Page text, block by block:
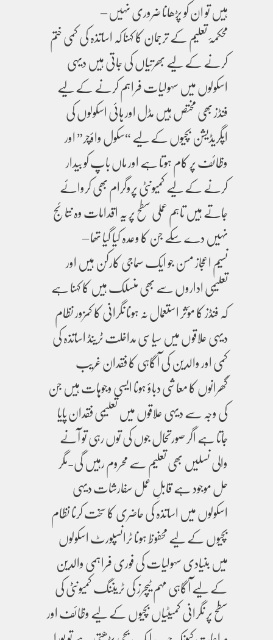
ہیں تو ان کو پڑھانا ضروری نہیں –
محکمۂ تعلیم کے ترجمان کا کہنا کہ اساتذہ کی کمی ختم
کرنے کے لیے بھرتیاں کی جاتی ہیں دیہی
اسکولوں میں سہولیات فراہم کرنے کے لیے
فنڈز بھی مختص ہیں مڈل اور ہائی اسکولوں کی
اپگریڈیشن بچیوں کے لیے “سکول واؤچر” اور
وظائف پر کام ہوتا ہے اور ماں باپ کو بیدار
کرنے کے لیے کمیونٹی پروگرام بھی کروائے
جاتے ہیں تاہم عملی سطح پر یہ اقدامات وہ نتائج
نہیں دے سکے جن کا وعدہ کیا گیا تھا –
نسیم اعجاز مسن جو ایک سماجی کارکن ہیں اور
تعلیمی اداروں سے بھی منسلک ہیں کا کہنا ہے
کہ فنڈز کا مؤثر استعمال نہ ہونا نگرانی کا کمزور نظام
دیہی علاقوں میں سیاسی مداخلت ٹرینڈ اساتذہ کی
کمی اور والدین کی آگاہی کا فقدان غریب
گھرانوں کا معاشی دباؤ ہونا ایسی وجوہات ہیں جن
کی وجہ سے دیہی علاقوں میں تعلیمی فقدان پایا
جاتا ہے اگر صورتحال جوں کی توں رہی تو آنے
والی نسلیں بھی تعلیم سے محروم رہیں گی-مگر
حل موجود ہے قابلِ عمل سفارشات دیہی
اسکولوں میں اساتذہ کی حاضری کا سخت کرنا نظام
بچیوں کے لیے محفوظ ہونا ٹرانسپورٹ اسکولوں
میں بنیادی سہولیات کی فوری فراہمی والدین
کے لیے آگاہی مہم ٹیچرز کی ٹریننگ کمیونٹی کی
سطح پر نگرانی کمیٹیاں بچیوں کے لیے وظائف اور